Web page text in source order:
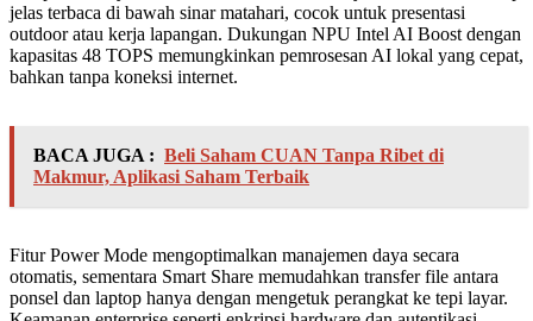
jelas terbaca di bawah sinar matahari, cocok untuk presentasi
outdoor atau kerja lapangan. Dukungan NPU Intel AI Boost dengan
kapasitas 48 TOPS memungkinkan pemrosesan AI lokal yang cepat,
bahkan tanpa koneksi internet.
BACA JUGA : Beli Saham CUAN Tanpa Ribet di
Makmur, Aplikasi Saham Terbaik
Fitur Power Mode mengoptimalkan manajemen daya secara
otomatis, sementara Smart Share memudahkan transfer file antara
ponsel dan laptop hanya dengan mengetuk perangkat ke tepi layar.